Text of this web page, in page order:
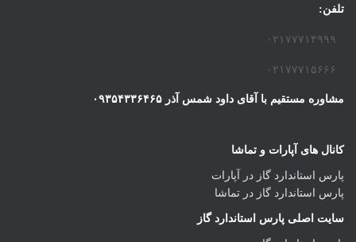
تلفن:
۰۲۱۷۷۷۱۴۹۹۹
۰۲۱۷۷۷۱۵۶۶۶
مشاوره مستقیم با آقای داود شمس آذر ۰۹۳۵۴۳۳۶۴۶۵
کانال های آپارات و تماشا
پارس استاندارد گاز در آپارات
پارس استاندارد گاز در تماشا
سایت اصلی پارس استاندارد گاز